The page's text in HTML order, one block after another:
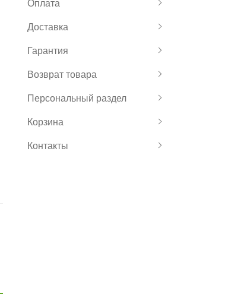
Доставка
Гарантия
Возврат товара
Персональный раздел
Корзина
Контакты